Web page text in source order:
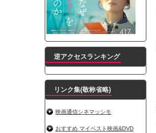
逆アクセスランキング
リンク集(敬称省略)
映画通信シネマッシモ
おすすめ マイベスト映画&DVD